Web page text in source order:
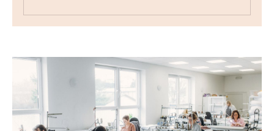
?
HLEDAT